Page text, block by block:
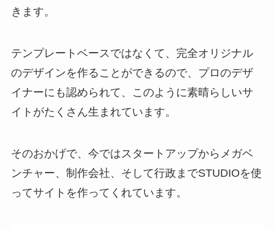
きます。
テンプレートベースではなくて、完全オリジナル
のデザインを作ることができるので、プロのデザ
イナーにも認められて、このように素晴らしいサ
イトがたくさん生まれています。
そのおかげで、今ではスタートアップからメガベ
ンチャー、制作会社、そして行政までSTUDIOを使
ってサイトを作ってくれています。